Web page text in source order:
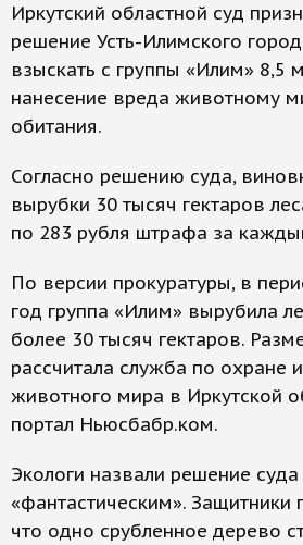
Иркутский областной суд
решение Усть-Илимского
взыскать с группы «Илим» 8,5
нанесение вреда животному
обитания.
Согласно решению суда,
вырубки 30 тысяч гектаров
по 283 рубля штрафа за
По версии прокуратуры, в
год группа «Илим» вырубила
более 30 тысяч гектаров.
рассчитала служба по охране
животного мира в Иркутской
портал Ньюсбабр.ком.
Экологи назвали решение суда
«фантастическим». Защитники
что одно срубленное дерево